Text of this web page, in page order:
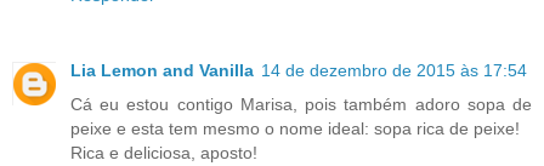
Lia Lemon and Vanilla 14 de dezembro de 2015 às 17:54
Cá eu estou contigo Marisa, pois também adoro sopa de
peixe e esta tem mesmo o nome ideal: sopa rica de peixe!
Rica e deliciosa, aposto!